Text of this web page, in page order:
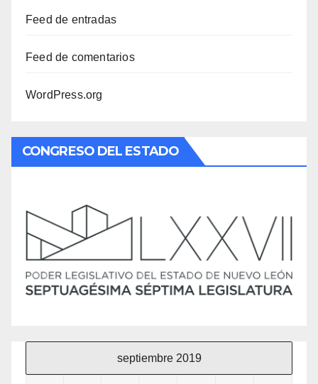
Feed de entradas
Feed de comentarios
WordPress.org
CONGRESO DEL ESTADO
septiembre 2019